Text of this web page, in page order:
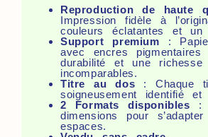
Reproduction de haute
Impression fidèle à
couleurs éclatantes et un
Support premium :
avec encres pigmentaires
durabilité et une richesse
incomparables.
Titre au dos : Chaque
soigneusement identifié et
2 Formats disponibles :
dimensions pour
espaces.